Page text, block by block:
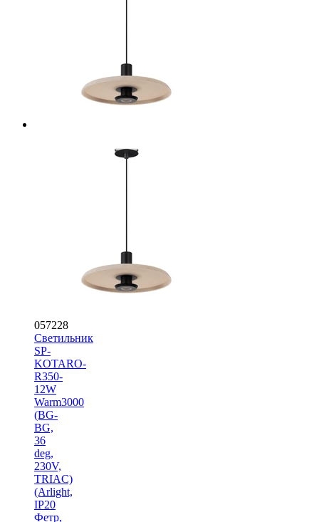
057228
Светильник
SP-
KOTARO-
R350-
12W
Warm3000
(BG-
BG,
36
deg,
230V,
TRIAC)
(Arlight,
IP20
Фетр,